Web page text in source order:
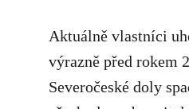
Aktuálně vlastníci
výrazně před rokem
Severočeské doly